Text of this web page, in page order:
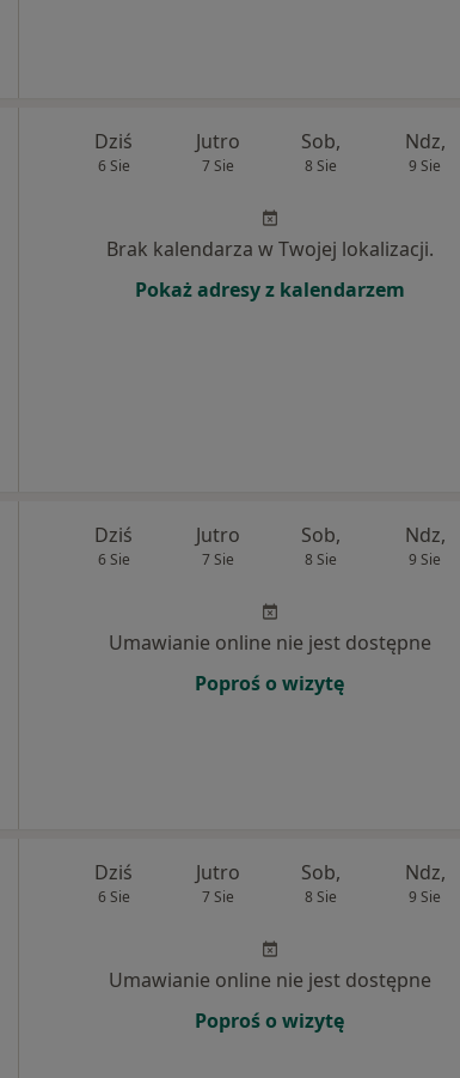
Dziś
6 Sie
Jutro
7 Sie
Sob,
8 Sie
Ndz,
9 Sie
Brak kalendarza w Twojej lokalizacji.
Pokaż adresy z kalendarzem
Dziś
6 Sie
Jutro
7 Sie
Sob,
8 Sie
Ndz,
9 Sie
Umawianie online nie jest dostępne
Poproś o wizytę
Dziś
6 Sie
Jutro
7 Sie
Sob,
8 Sie
Ndz,
9 Sie
Umawianie online nie jest dostępne
Poproś o wizytę